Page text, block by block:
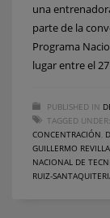
una
parte de la
Programa
lugar entre el
PUBLISHED IN
TAGGED UNDER:
CONCENTRACIÓN
GUILLERMO
NACIONAL DE
RUIZ-